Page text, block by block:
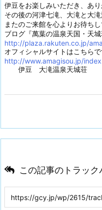
伊豆をお楽しみいただき、あり
その後の河津七滝、大滝と大
またのご来館を心よりお待ちし
ブログ『萬葉の温泉天国・天城
http://plaza.rakuten.co.jp/
オフィシャルサイトはこちらで
http://www.amagisou.jp/
伊豆 大滝温泉天城荘
この記事のトラック